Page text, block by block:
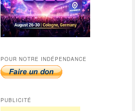
POUR NOTRE INDÉPENDANCE
PUBLICITÉ